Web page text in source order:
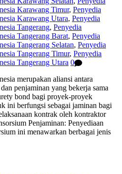
Karawang Timur, Penyedia
Karawang Utara, Penyedia
Tangerang, Penyedia
Tangerang Barat, Penyedia
Tangerang Selatan, Penyedia
Tangerang Timur, Penyedia
Tangerang Utara 0
merupakan aliansi antara
penjaminan yang bekerja sama
bond bagi proyek-proyek
ini berfungsi sebagai jaminan bagi
kontrak oleh kontraktor
Penjaminan: Penyediaan
ini menawarkan berbagai jenis